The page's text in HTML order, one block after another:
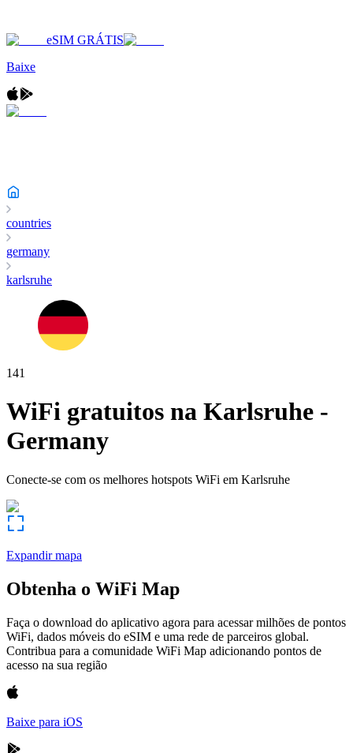
eSIM GRÁTIS
Baixe
countries
germany
karlsruhe
141
WiFi gratuitos na Karlsruhe -
Germany
Conecte-se com os melhores hotspots WiFi em Karlsruhe
Expandir mapa
Obtenha o WiFi Map
Faça o download do aplicativo agora para acessar milhões de pontos
WiFi, dados móveis do eSIM e uma rede de parceiros global.
Contribua para a comunidade WiFi Map adicionando pontos de
acesso na sua região
Baixe para iOS